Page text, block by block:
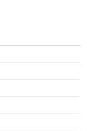
einsetzbar